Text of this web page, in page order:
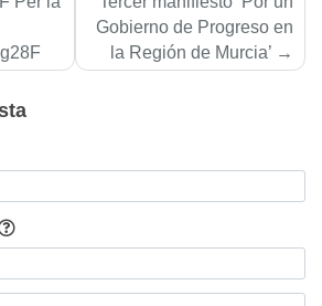
Gobierno de Progreso en
la Región de Murcia’